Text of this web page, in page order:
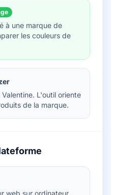
à une marque de
les couleurs de
L'outil oriente
de la marque.
web sur ordinateur,